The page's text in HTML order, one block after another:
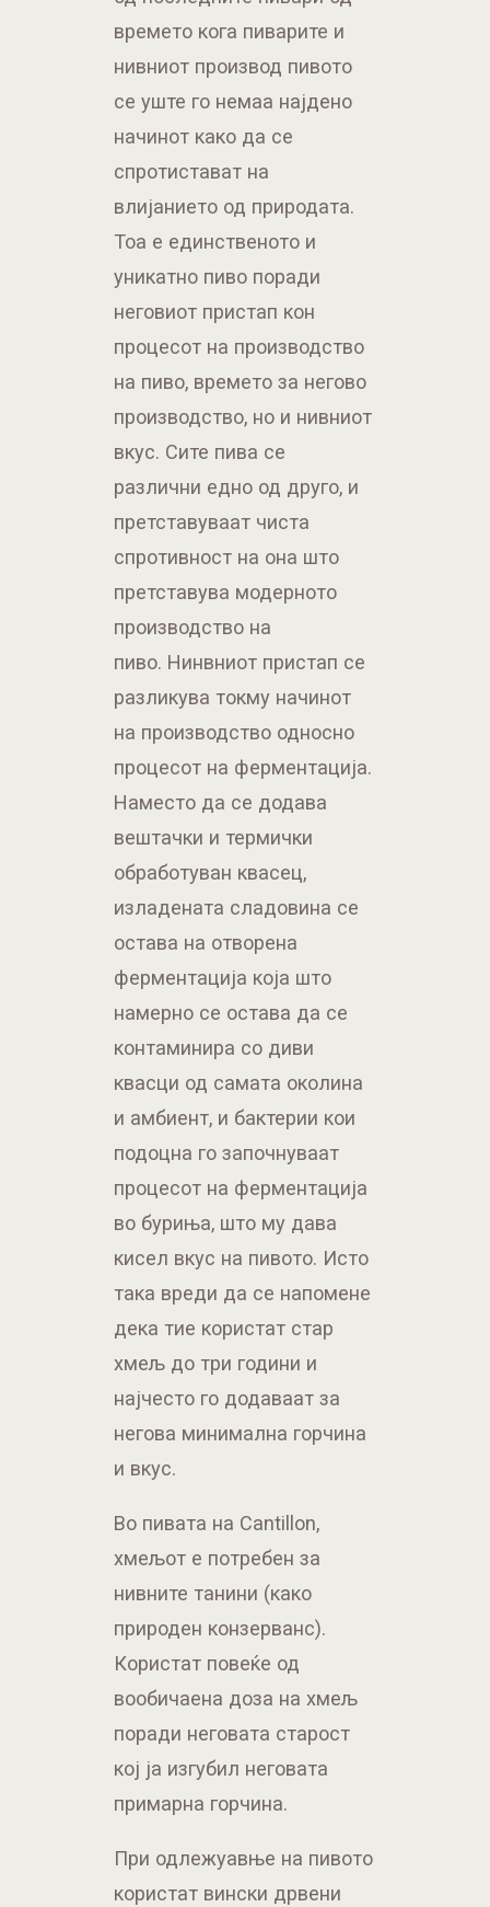
времето кога пиварите и
нивниот производ пивото
се уште го немаа најдено
начинот како да се
спротистават на
влијанието од природата.
Тоа е единственото и
уникатно пиво поради
неговиот пристап кон
процесот на производство
на пиво, времето за негово
производство, но и нивниот
вкус. Сите пива се
различни едно од друго, и
претставуваат чиста
спротивност на она што
претставува модерното
производство на
пиво. Нинвниот пристап се
разликува токму начинот
на производство односно
процесот на ферментација.
Наместо да се додава
вештачки и термички
обработуван квасец,
изладената сладовина се
остава на отворена
ферментација која што
намерно се остава да се
контаминира со диви
квасци од самата околина
и амбиент, и бактерии кои
подоцна го започнуваат
процесот на ферментација
во буриња, што му дава
кисел вкус на пивото. Исто
така вреди да се напомене
дека тие користат стар
хмељ до три години и
најчесто го додаваат за
негова минимална горчина
и вкус.
Во пивата на Cantillon,
хмељот е потребен за
нивните танини (како
природен конзерванс).
Користат повеќе од
вообичаена доза на хмељ
поради неговата старост
кој ја изгубил неговата
примарна горчина.
При одлежуавње на пивото
користат вински дрвени